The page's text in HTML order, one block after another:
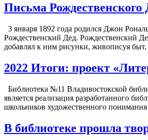
Письма
3 января 1892 года родился Джон
Рождественский Дед. Рождественский
добавлял к ним рисунки, живописуя
2022 Итоги: проект
Библиотека №11 Владивостокской
является реализация разработанного
школьников художественного
В библиотеке прошла